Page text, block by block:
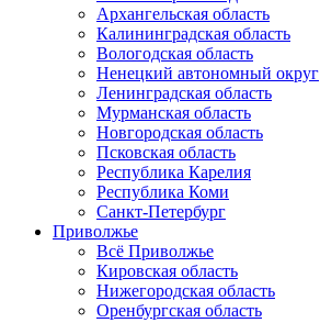
Архангельская область
Калининградская область
Вологодская область
Ненецкий автономный округ
Ленинградская область
Мурманская область
Новгородская область
Псковская область
Республика Карелия
Республика Коми
Санкт-Петербург
Приволжье
Всё Приволжье
Кировская область
Нижегородская область
Оренбургская область